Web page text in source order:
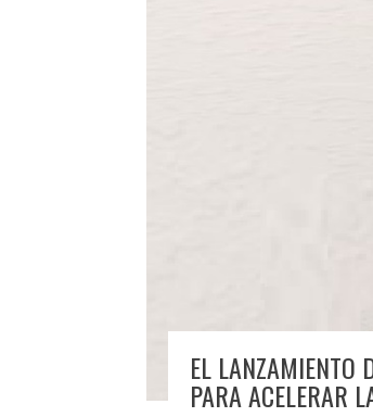
EL LANZAMIENTO
PARA ACELERAR